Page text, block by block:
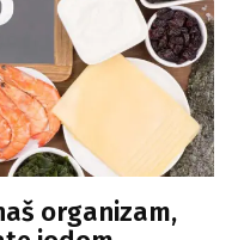
organizam,